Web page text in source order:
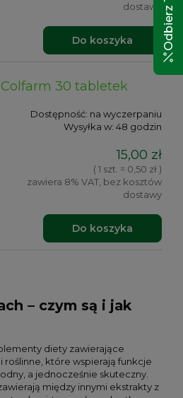
dostawy
Do koszyka
30 tabletek
Dostępność: na wyczerpaniu
Wysyłka w: 48 godzin
15,00 zł
( 1 szt. = 0,50 zł )
zawiera 8% VAT, bez kosztów
dostawy
Do koszyka
– czym są i jak
diety zawierające
które wspierają funkcje
a jednocześnie skuteczny.
między innymi ekstrakty z